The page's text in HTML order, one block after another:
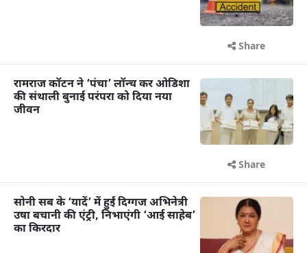
Share
रामराज कॉटन ने ‘पंचा’ लॉन्च कर ओडिशा
की संथाली बुनाई परंपरा को दिया नया
जीवन
Share
सोनी सब के ‘यादें’ में हुईं दिग्गज अभिनेत्री
उषा बचानी की एंट्री, निभाएंगी ‘आई साहेब’
का किरदार